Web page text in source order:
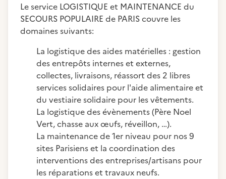
Le service LOGISTIQUE et MAINTENANCE du
SECOURS POPULAIRE de PARIS couvre les
domaines suivants:
La logistique des aides matérielles : gestion
des entrepôts internes et externes,
collectes, livraisons, réassort des 2 libres
services solidaires pour l'aide alimentaire et
du vestiaire solidaire pour les vêtements.
La logistique des évènements (Père Noel
Vert, chasse aux œufs, réveillon, …).
La maintenance de 1er niveau pour nos 9
sites Parisiens et la coordination des
interventions des entreprises/artisans pour
les réparations et travaux neufs.